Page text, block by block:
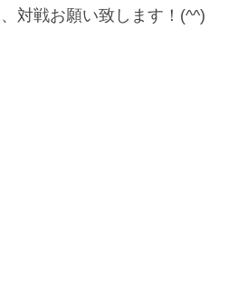
対戦お願い致します！(^^)